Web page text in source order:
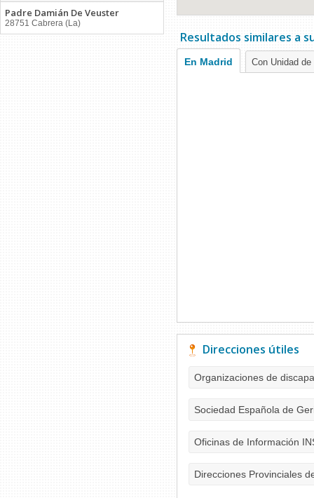
Padre Damián De Veuster
28751 Cabrera (La)
Resultados similares a
En Madrid Con Unidad
Direcciones útiles
Organizaciones de
Sociedad Española de
Oficinas de Información
Direcciones Provinciales